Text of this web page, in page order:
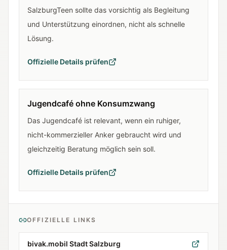
SalzburgTeen sollte das vorsichtig als Begleitung
und Unterstützung einordnen, nicht als schnelle
Lösung.
Offizielle Details prüfen
Jugendcafé ohne Konsumzwang
Das Jugendcafé ist relevant, wenn ein ruhiger,
nicht-kommerzieller Anker gebraucht wird und
gleichzeitig Beratung möglich sein soll.
Offizielle Details prüfen
OFFIZIELLE LINKS
bivak.mobil Stadt Salzburg